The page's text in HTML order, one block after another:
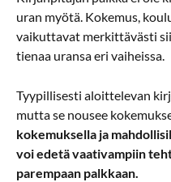
uran myötä. Kokemus,
vaikuttavat merkittävästi
tienaa uransa eri vaiheissa.
Tyypillisesti aloittelevan
mutta se nousee
kokemuksella ja
voi edetä vaativampiin
parempaan palkkaan.